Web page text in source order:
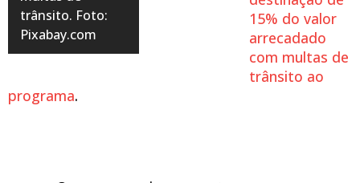
trânsito. Foto:
Pixabay.com
15% do valor
arrecadado
com multas de
trânsito ao
programa.